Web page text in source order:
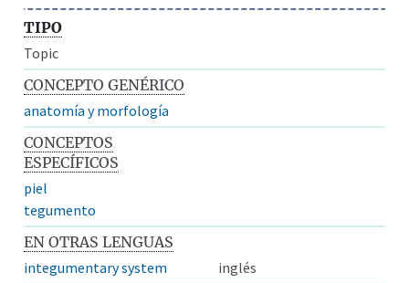
TIPO
Topic
CONCEPTO GENÉRICO
anatomía y morfología
CONCEPTOS
ESPECÍFICOS
piel
tegumento
EN OTRAS LENGUAS
integumentary system
inglés